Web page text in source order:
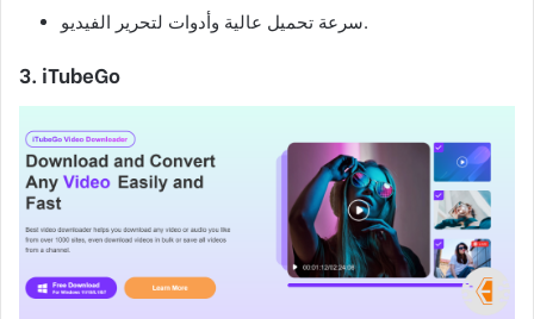
سرعة تحميل عالية وأدوات لتحرير الفيديو.
3. iTubeGo